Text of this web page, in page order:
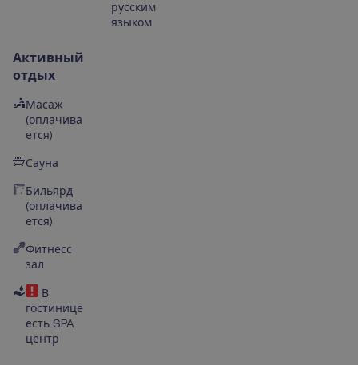
русским
языком
Активный
отдых
Масаж
(оплачива
ется)
Сауна
Бильярд
(оплачива
ется)
Фитнесс
зал
В
гостинице
есть SPA
центр